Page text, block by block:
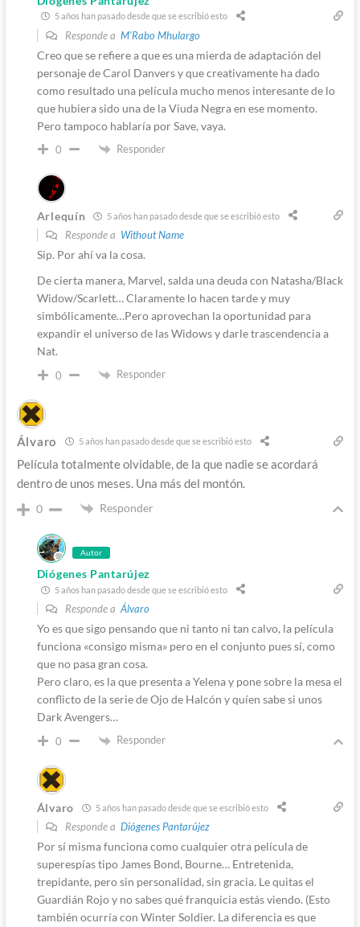
5 años han pasado desde que se escribió esto
Responde a M'Rabo Mhulargo
Creo que se refiere a que es una mierda de adaptación del
personaje de Carol Danvers y que creativamente ha dado
como resultado una película mucho menos interesante de lo
que hubiera sido una de la Viuda Negra en ese momento.
Pero tampoco hablaría por Save, vaya.
0 Responder
Arlequín 5 años han pasado desde que se escribió esto
Responde a Without Name
Sip. Por ahí va la cosa.
De cierta manera, Marvel, salda una deuda con Natasha/Black
Widow/Scarlett… Claramente lo hacen tarde y muy
simbólicamente…Pero aprovechan la oportunidad para
expandir el universo de las Widows y darle trascendencia a
Nat.
0 Responder
Álvaro 5 años han pasado desde que se escribió esto
Película totalmente olvidable, de la que nadie se acordará
dentro de unos meses. Una más del montón.
0 Responder
Autor
Diógenes Pantarújez
5 años han pasado desde que se escribió esto
Responde aÁlvaro
Yo es que sigo pensando que ni tanto ni tan calvo, la película
funciona «consigo misma» pero en el conjunto pues sí, como
que no pasa gran cosa.
Pero claro, es la que presenta a Yelena y pone sobre la mesa el
conflicto de la serie de Ojo de Halcón y quíen sabe si unos
Dark Avengers…
0 Responder
Álvaro 5 años han pasado desde que se escribió esto
Responde a Diógenes Pantarújez
Por sí misma funciona como cualquier otra película de
superespías tipo James Bond, Bourne… Entretenida,
trepidante, pero sin personalidad, sin gracia. Le quitas el
Guardián Rojo y no sabes qué franquicia estás viendo. (Esto
también ocurría con Winter Soldier. La diferencia es que